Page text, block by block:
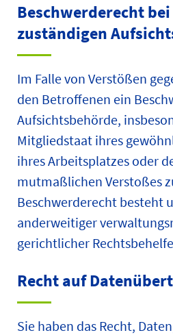
Beschwerde­recht
zuständigen
Im Falle von Verstößen
den Betroffenen ein
Aufsichtsbehörde,
Mitgliedstaat ihres
ihres Arbeitsplatzes oder
mutmaßlichen Verstoßes
Beschwerderecht besteht
anderweitiger
gerichtlicher
Recht auf
Sie haben das Recht,